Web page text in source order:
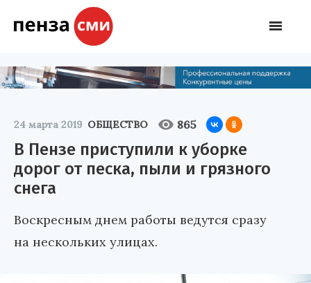
24 марта 2019 ОБЩЕСТВО 865
В Пензе приступили к уборке
дорог от песка, пыли и грязного
снега
Воскресным днем работы ведутся сразу
на нескольких улицах.